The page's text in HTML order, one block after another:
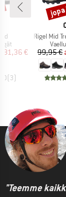
hinta
131,36 €
(3)
Tuote
Rigel Mid
99,95 €
"Teemme